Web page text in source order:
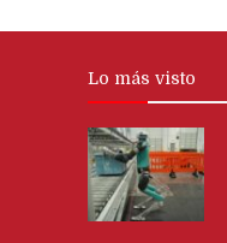
Lo más visto